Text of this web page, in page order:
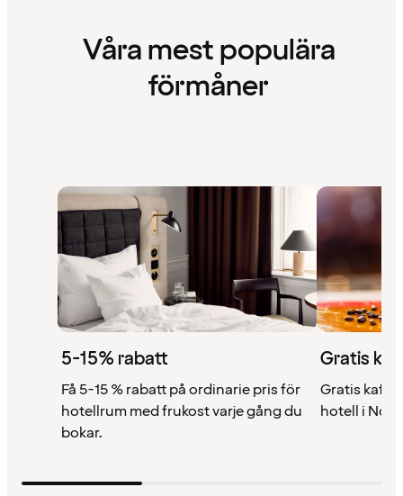
Våra mest populära
förmåner
5-15% rabatt
Få 5-15 % rabatt på ordinarie pris för
hotellrum med frukost varje gång du
bokar.
Gratis
Gratis kaffe
hotell i